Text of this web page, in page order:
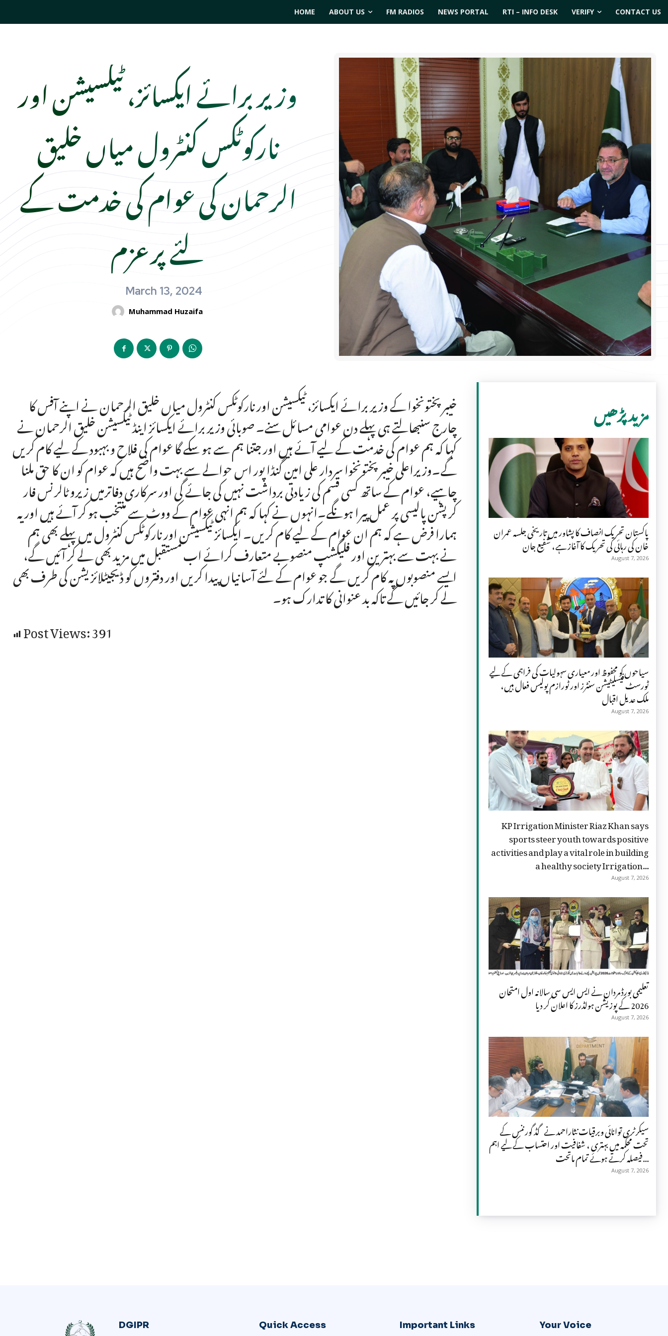
HOME ABOUT US FM RADIOS NEWS PORTAL RTI – INFO DESK VERIFY CONTACT US
وزیر برائے ایکسائز، ٹیکسیشن اور
نارکوٹکس کنٹرول میاں خلیق
الرحمان کی عوام کی خدمت کے
لئے پرعزم
March 13, 2024
Muhammad Huzaifa
خیبر پختونخوا کے وزیر برائے ایکسائز، ٹیکسیشن اور نارکوٹکس کنٹرول میاں خلیق الرحمان نے اپنے آفس کا
چارج سنبھالتے ہی پہلے دن عوامی مسائل سنے۔ صوبائی وزیر برائے ایکسائز اینڈ ٹیکسیشن خلیق الرحمان نے
کہا کہ ہم عوام کی خدمت کے لیے آئے ہیں اور جتنا ہم سے ہو سکے گا عوام کی فلاح و بہبود کے لیے کام کریں
گے۔وزیراعلی خیبر پختونخوا سردار علی امین گنڈا پور اس حوالے سے بہت واضح ہیں کہ عوام کو ان کا حق ملنا
چاہیے، عوام کے ساتھ کسی قسم کی زیادتی برداشت نہیں کی جائے گی اور سرکاری دفاترمیں زیرو ٹالرنس فار
کرپشن پالیسی پر عمل پیرا ہونگے۔انہوں نے کہا کہ ہم انہی عوام کے ووٹ سے منتخب ہو کر آئے ہیں اور یہ
ہمارا فرض ہے کہ ہم ان عوام کے لیے کام کریں۔ ایکسائز ٹیکسیشن اور نارکوٹکس کنٹرول میں پہلے بھی ہم
نے بہت سے بہترین اور فلیگشپ منصوبے متعارف کرائے اب مستقبل میں مزید بھی لے کر آئیں گے،
ایسے منصوبوں پہ کام کریں گے جو عوام کے لئے آسانیاں پیدا کریں اور دفتروں کو ڈیجیٹلائزیشن کی طرف بھی
لے کر جائیں گے تاکہ بد عنوانی کا تدارک ہو۔
Post Views:391
مزید پڑھیں
پاکستان تحریک انصاف کا پشاور میں تاریخی جلسہ عمران
خان کی رہائی کی تحریک کا آغاز ہے، شفیع جان
August 7, 2026
سیاحوں کو محفوظ اور معیاری سہولیات کی فراہمی کے لیے
ٹورسٹ فیسلیٹیشن سنٹرز اور ٹورازم پولیس فعال ہیں،
ملک عدیل اقبال
August 7, 2026
KP Irrigation Minister Riaz Khan says
sports steer youth towards positive
activities and play a vital role in building
a healthy society Irrigation...
August 7, 2026
تعلیمی بورڈ مردان نے ایس ایس سی سالانہ اول امتحان
2026 کے پوزیشن ہولڈرز کا اعلان کر دیا
August 7, 2026
سیکرٹری توانائی وبرقیات نثاراحمد نے گڈ گورننس کے
تحت محکمہ میں بہتری ، شفافیت اور احتساب کے لیے اہم
فیصلہ کرتے ہوئے تمام ماتحت...
August 7, 2026
DGIPR Quick Access Important Links Your Voice